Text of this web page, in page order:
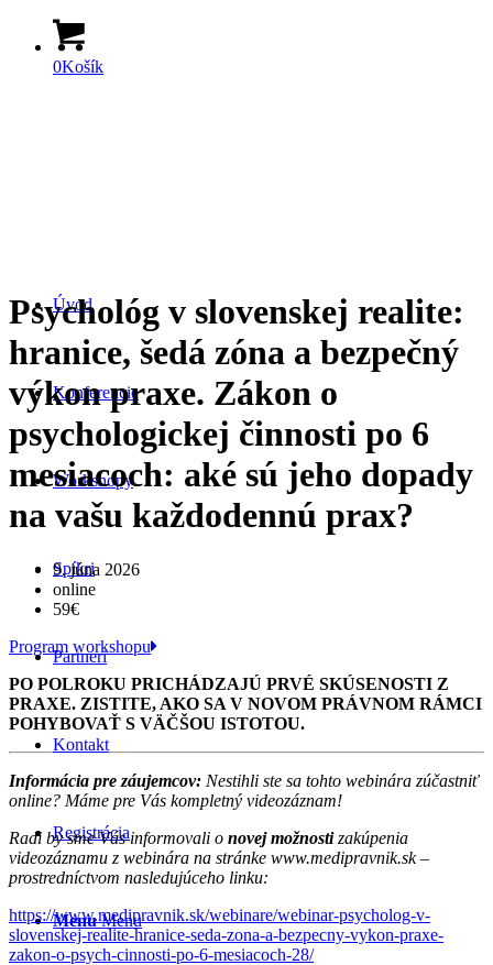
0Košík
Úvod
Konferencie
Workshopy
Spíkri
Partneri
Kontakt
Registrácia
Menu Menu
Psychológ v slovenskej realite:
hranice, šedá zóna a bezpečný
výkon praxe. Zákon o
psychologickej činnosti po 6
mesiacoch: aké sú jeho dopady
na vašu každodennú prax?
9. júna 2026
online
59€
Program workshopu
PO POLROKU PRICHÁDZAJÚ PRVÉ SKÚSENOSTI Z
PRAXE. ZISTITE, AKO SA V NOVOM PRÁVNOM RÁMCI
POHYBOVAŤ S VÄČŠOU ISTOTOU.
Informácia pre záujemcov: Nestihli ste sa tohto webinára zúčastniť
online? Máme pre Vás kompletný videozáznam!
Radi by sme Vás informovali o novej možnostizakúpenia
videozáznamu z webinára na stránke www.medipravnik.sk –
prostredníctvom nasledujúceho linku:
https://www.medipravnik.sk/webinare/webinar-psycholog-v-
slovenskej-realite-hranice-seda-zona-a-bezpecny-vykon-praxe-
zakon-o-psych-cinnosti-po-6-mesiacoch-28/